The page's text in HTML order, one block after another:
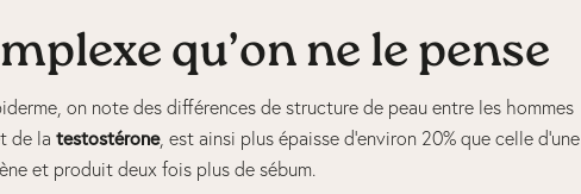
qu’on ne le pense
on note des différences de structure de peau entre les hommes
de la testostérone, est ainsi plus épaisse d’environ 20% que celle d’une
et produit deux fois plus de sébum.